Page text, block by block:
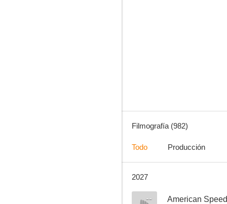
8.5
Filmografía (982)
Todo Producción
2027
-- American Speed